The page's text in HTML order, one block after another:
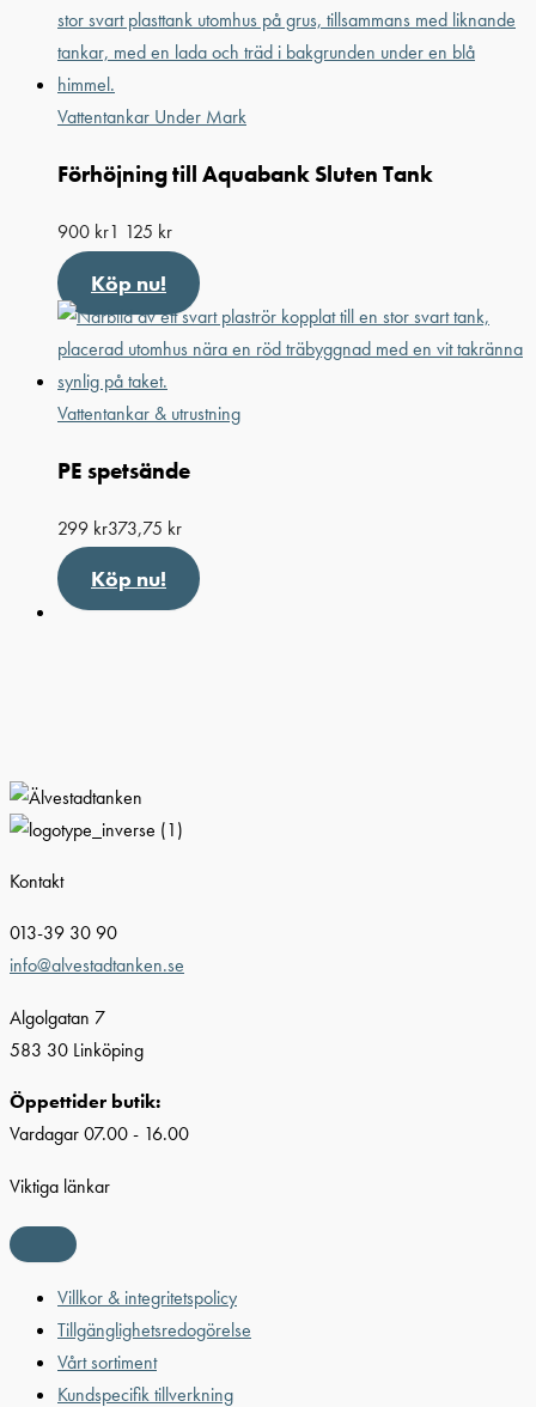
Vattentankar Under Mark
Förhöjning till Aquabank Sluten Tank
900 kr1 125 kr
Köp nu!
Vattentankar & utrustning
PE spetsände
299 kr373,75 kr
Köp nu!
Kontakt
013-39 30 90
info@alvestadtanken.se
Algolgatan 7
583 30 Linköping
Öppettider butik:
Vardagar 07.00 - 16.00
Viktiga länkar
Villkor & integritetspolicy
Tillgänglighetsredogörelse
Vårt sortiment
Kundspecifik tillverkning